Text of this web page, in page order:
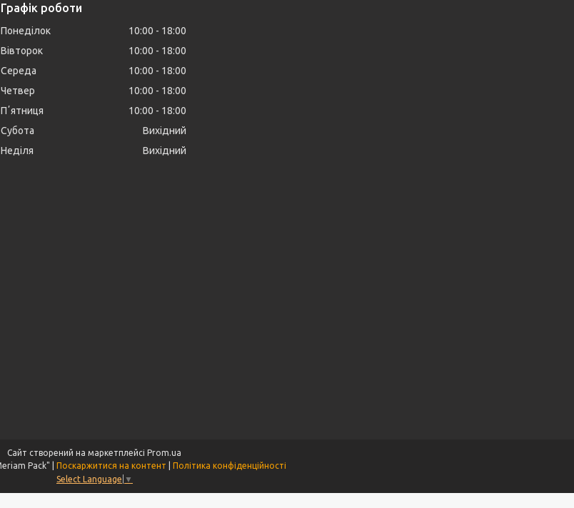
Графік роботи
Понеділок 10:00
18:00
Вівторок
10:00
18:00
Середа
10:00
18:00
Четвер
10:00
18:00
Пʼятниця
10:00
18:00
Субота
Вихідний
Неділя
Вихідний
Сайт створений на маркетплейсі Prom.ua
Поскаржитися на контент
Політика конфіденційності
Select Language ▼